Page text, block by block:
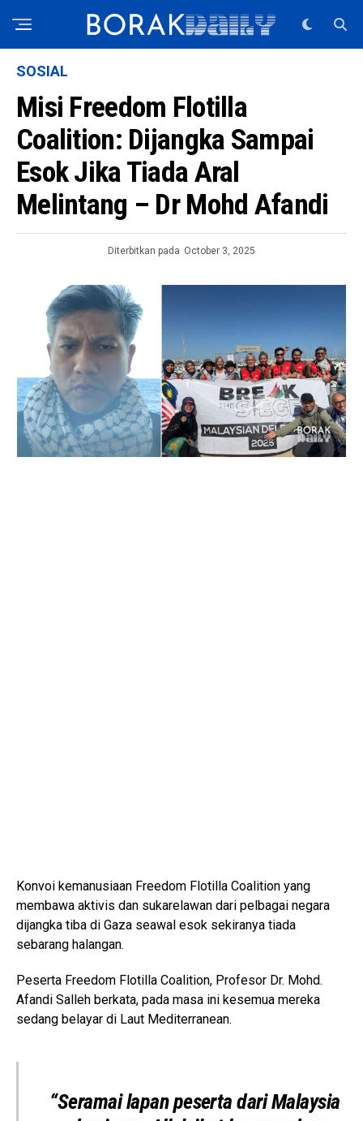
SOSIAL
Misi Freedom Flotilla
Coalition: Dijangka Sampai
Esok Jika Tiada Aral
Melintang – Dr Mohd Afandi
Diterbitkan pada October 3, 2025
Konvoi kemanusiaan Freedom Flotilla Coalition yang
membawa aktivis dan sukarelawan dari pelbagai negara
dijangka tiba di Gaza seawal esok sekiranya tiada
sebarang halangan.
Peserta Freedom Flotilla Coalition, Profesor Dr. Mohd.
Afandi Salleh berkata, pada masa ini kesemua mereka
sedang belayar di Laut Mediterranean.
“Seramai lapan peserta dari Malaysia